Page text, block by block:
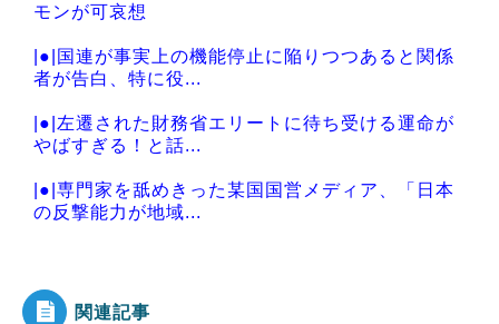
モンが可哀想
|●|国連が事実上の機能停止に陥りつつあると関係
者が告白、特に役...
|●|左遷された財務省エリートに待ち受ける運命が
やばすぎる！と話...
|●|専門家を舐めきった某国国営メディア、「日本
の反撃能力が地域...
関連記事